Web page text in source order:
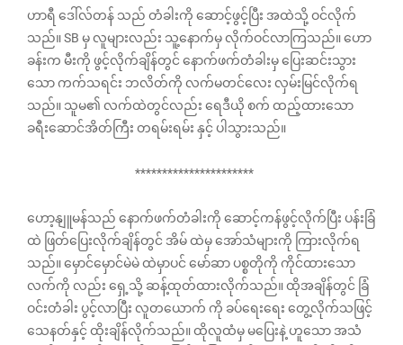
ဟာရီ ဒေါ်လ်တန် သည် တံခါးကို ဆောင့်ဖွင့်ပြီး အထဲသို့ ဝင်လိုက်
သည်။ SB မှ လူများလည်း သူ့နောက်မှ လိုက်ဝင်လာကြသည်။ ဟော
ခန်းက မီးကို ဖွင့်လိုက်ချိန်တွင် နောက်ဖက်တံခါးမှ ပြေးဆင်းသွား
သော ကက်သရင်း ဘလိတ်ကို လက်မတင်လေး လှမ်းမြင်လိုက်ရ
သည်။ သူမ၏ လက်ထဲတွင်လည်း ရေဒီယို စက် ထည့်ထားသော
ခရီးဆောင်အိတ်ကြီး တရမ်းရမ်း နှင့် ပါသွားသည်။
**********************
ဟော့နျူမန်သည် နောက်ဖက်တံခါးကို ဆောင့်ကန်ဖွင့်လိုက်ပြီး ပန်းခြံ
ထဲ ဖြတ်ပြေးလိုက်ချိန်တွင် အိမ် ထဲမှ အော်သံများကို ကြားလိုက်ရ
သည်။ မှောင်မှောင်မဲမဲ ထဲမှာပင် မော်ဆာ ပစ္စတိုကို ကိုင်ထားသော
လက်ကို လည်း ရှေ့သို့ ဆန့်ထုတ်ထားလိုက်သည်။ ထိုအချိန်တွင် ခြံ
ဝင်းတံခါး ပွင့်လာပြီး လူတယောက် ကို ခပ်ရေးရေး တွေ့လိုက်သဖြင့်
သေနတ်နှင့် ထိုးချိန်လိုက်သည်။ ထိုလူထံမှ မပြေးနဲ့ ဟူသော အသံ